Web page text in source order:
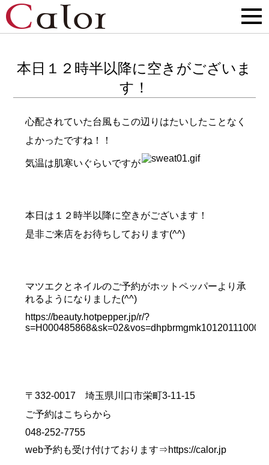
本日１２時半以降に空きがございま
す！
心配されていた台風もこの辺りはたいしたことなく
よかったですね！！
気温は肌寒いぐらいですが
本日は１２時半以降に空きがございます！
是非ご来店をお待ちしております(^^)
マツエクとネイルのご予約がホットペッパーより承
れるようになりました(^^)
https://beauty.hotpepper.jp/r/?
s=H000485868&sk=02&vos=dhpbrmgmk10120111000
〒332-0017 埼玉県川口市栄町3-11-15
ご予約はこちらから
048-252-7755
web予約も受け付けております⇒https://calor.jp